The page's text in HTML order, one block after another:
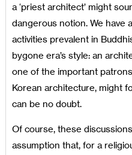
a ‘priest architect’ might
dangerous notion. We have
activities prevalent in
bygone era’s style: an
one of the important
Korean architecture, might
can be no doubt.
Of course, these
assumption that, for a